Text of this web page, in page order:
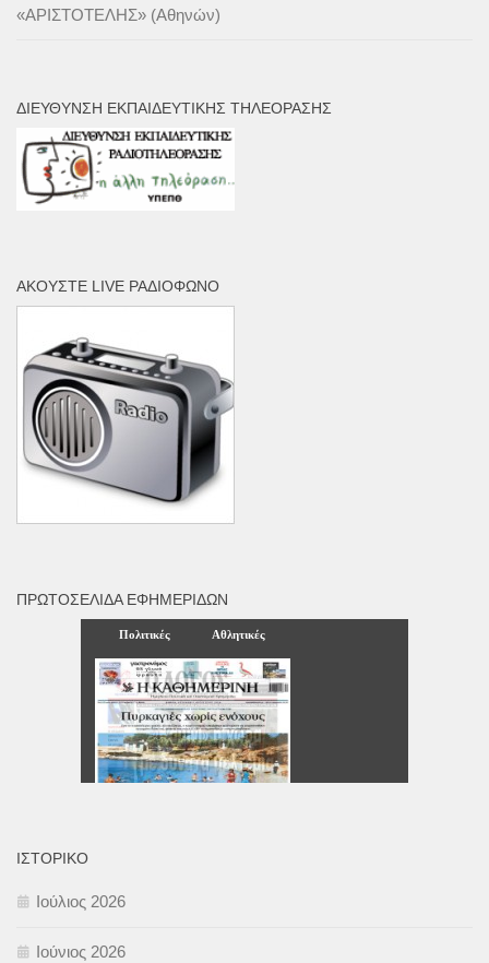
«ΑΡΙΣΤΟΤΕΛΗΣ» (Αθηνών)
ΔΙΕΎΘΥΝΣΗ ΕΚΠΑΙΔΕΥΤΙΚΉΣ ΤΗΛΕΌΡΑΣΗΣ
ΑΚΟΎΣΤΕ LIVE ΡΑΔΙΌΦΩΝΟ
ΠΡΩΤΟΣΈΛΙΔΑ ΕΦΗΜΕΡΊΔΩΝ
ΙΣΤΟΡΙΚΌ
Ιούλιος 2026
Ιούνιος 2026